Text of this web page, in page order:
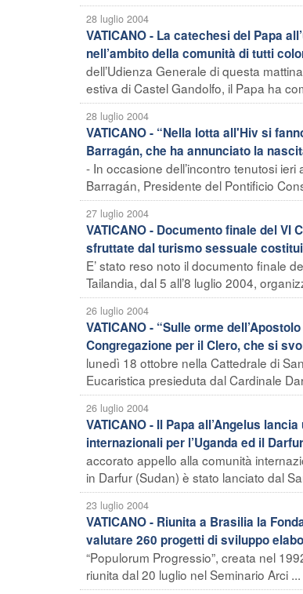
28 luglio 2004
VATICANO - La catechesi del Papa
nell’ambito della comunità di tutti
dell’Udienza Generale di questa
estiva di Castel Gandolfo, il Papa ha
28 luglio 2004
VATICANO - “Nella lotta all'Hiv si
Barragán, che ha annunciato la
- In occasione dell’incontro tenutosi
Barragán, Presidente del Pontificio
27 luglio 2004
VATICANO - Documento finale del
sfruttate dal turismo sessuale
E’ stato reso noto il documento finale
Tailandia, dal 5 all’8 luglio 2004,
26 luglio 2004
VATICANO - “Sulle orme
Congregazione per il Clero, che si
lunedì 18 ottobre nella Cattedrale di
Eucaristica presieduta dal Cardinale
26 luglio 2004
VATICANO - Il Papa all’Angelus
internazionali per l’Uganda ed il
accorato appello alla comunità
in Darfur (Sudan) è stato lanciato dal
23 luglio 2004
VATICANO - Riunita a Brasilia la
valutare 260 progetti di sviluppo
“Populorum Progressio”, creata nel
riunita dal 20 luglio nel Seminario Arci ...